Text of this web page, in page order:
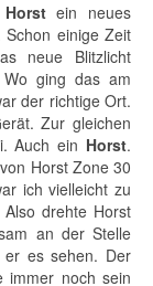
Horstein neues
Schon einige Zeit
neue Blitzlicht
ging das am
der richtige Ort.
Zur gleichen
Auch ein Horst.
Horst Zone 30
ich vielleicht zu
drehte Horst
an der Stelle
es sehen. Der
immer noch sein